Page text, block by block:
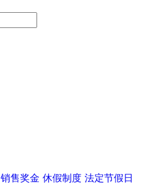
销售奖金 休假制度 法定节假日